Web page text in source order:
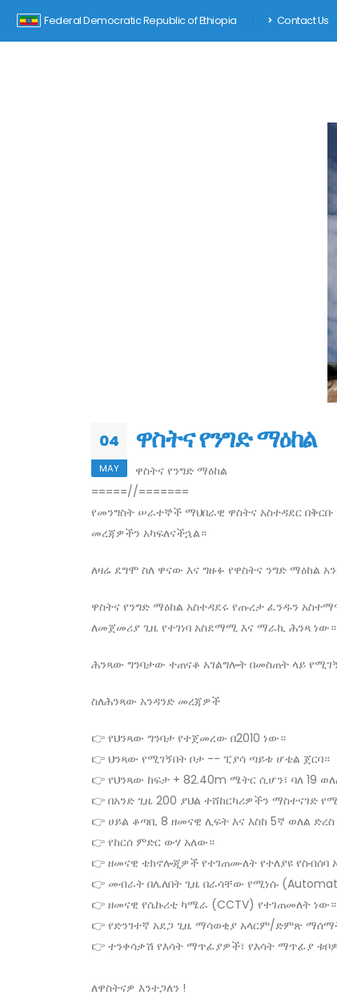
Federal Democratic Republic of Ethiopia Contact Us
04
MAY
ዋስትና የንግድ ማዕከል
ዋስትና የንግድ ማዕከል
=====//=======
የመንግስት ሠራተኞች ማህበራዊ ዋስትና አስተዳደር
መረጃዎችን አካፍለናችኋል።
ለዛሬ ደግሞ ስለ ዋናው እና ግዙፉ የዋስትና ንግድ ማዕከል
ዋስትና የንግድ ማዕከል አስተዳደሩ የጡረታ ፈንዱን
ለመጀመሪያ ጊዜ የተገነባ አስደማሚ እና ማራኪ ሕንጻ ነው።
ሕንጻው ግንባታው ተጠናቆ አገልግሎት በመስጠት ላይ
ስለሕንጻው አንዳንድ መረጃዎች
👉 የህንጻው ግንባታ የተጀመረው በ2010 ነው።
👉 ህንጻው የሚገኝበት ቦታ -- ፒያሳ ጣይቱ ሆቴል ጀርባ።
👉 የህንጻው ከፍታ + 82.40m ሜትር ሲሆን፣ ባለ 19
👉 በአንድ ጊዜ 200 ያህል ተሸከርካሪዎችን ማስተናገድ
👉 ሀይል ቆጣቢ 8 ዘመናዊ ሊፍት እና እስከ 5ኛ ወለል
👉 የከርሰ ምድር ውሃ አለው።
👉 ዘመናዊ ቴክኖሎጂዎች የተገጠሙለት የተለያዩ
👉 መብራት በሌለበት ጊዜ በራሳቸው የሚነሱ
👉 ዘመናዊ የሴኩሪቲ ካሜራ (CCTV) የተገጠመለት ነው።
👉 የድንገተኛ አደጋ ጊዜ ማሳወቂያ አላርም/ድምጽ
👉 ተንቀሳቃሽ የእሳት ማጥፊያዎች፣ የእሳት ማጥፊያ
ለዋስትናዎ እንተጋለን !